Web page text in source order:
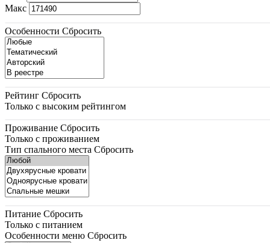
Макс
Особенности Сбросить
Рейтинг Сбросить
Только с высоким рейтингом
Проживание Сбросить
Только с проживанием
Тип спального места Сбросить
Питание Сбросить
Только с питанием
Особенности меню Сбросить